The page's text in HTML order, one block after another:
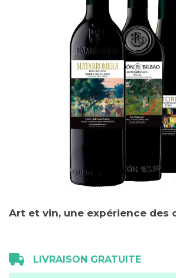
to
of
the
Art et vin, une expérience des
LIVRAISON GRATUITE